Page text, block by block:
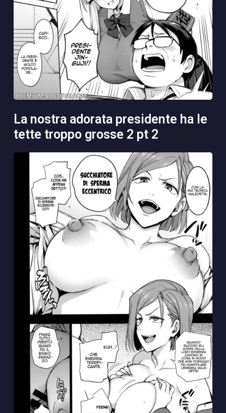
la nostra adorata presidente ha le
tette troppo grosse 2 pt 2